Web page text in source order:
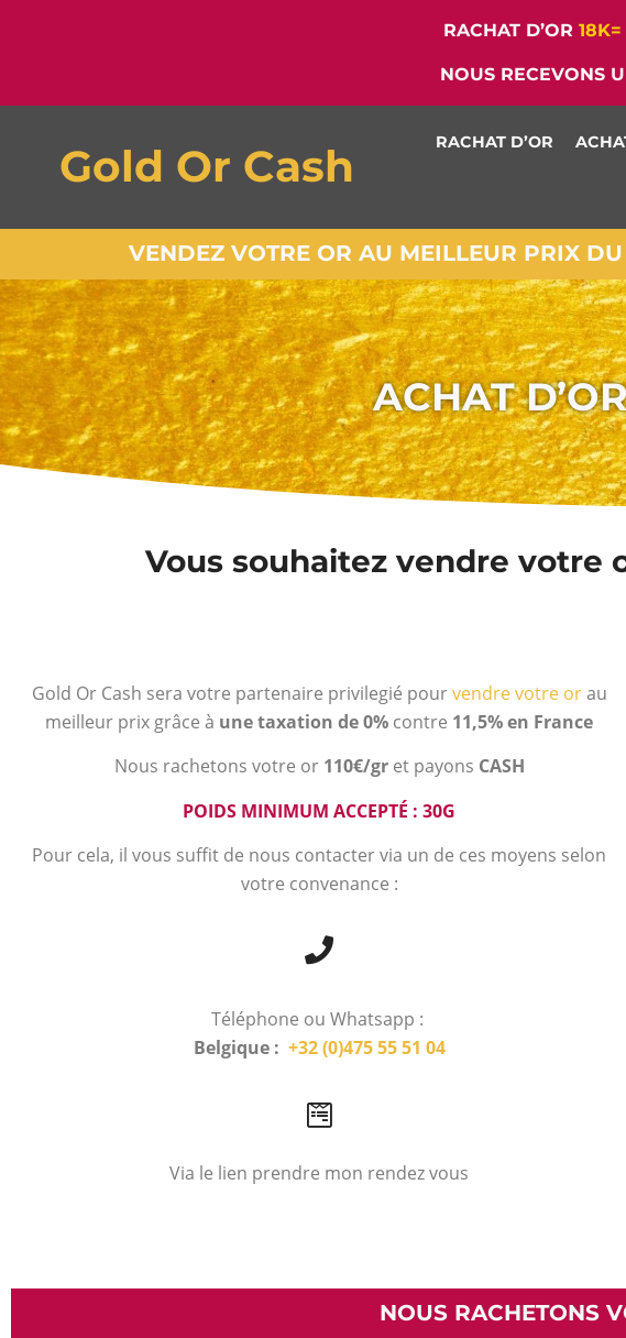
RACHAT D’OR 18K=
NOUS RECEVONS
Gold Or Cash RACHAT D’OR
VENDEZ VOTRE OR AU MEILLEUR PRIX
ACHAT
Vous souhaitez vendre votre
Gold Or Cash sera votre partenaire privilegié pourvendre votre orau
meilleur prix grâce à une taxation de 0% contre 11,5% en France
Nous rachetons votre or 110€/gr et payons CASH
POIDS MINIMUM ACCEPTÉ : 30G
Pour cela, il vous suffit de nous contacter via un de ces moyens selon
votre convenance :
Téléphone ou Whatsapp :
Belgique : +32 (0)475 55 51 04
Via le lien prendre mon rendez vous
NOUS RACHETONS